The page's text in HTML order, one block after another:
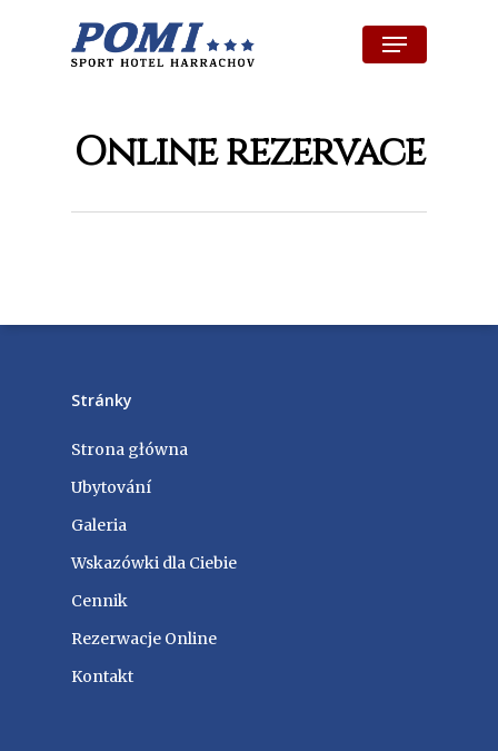
Menu
Online rezervace
Stránky
Strona główna
Ubytování
Galeria
Wskazówki dla Ciebie
Cennik
Rezerwacje Online
Kontakt